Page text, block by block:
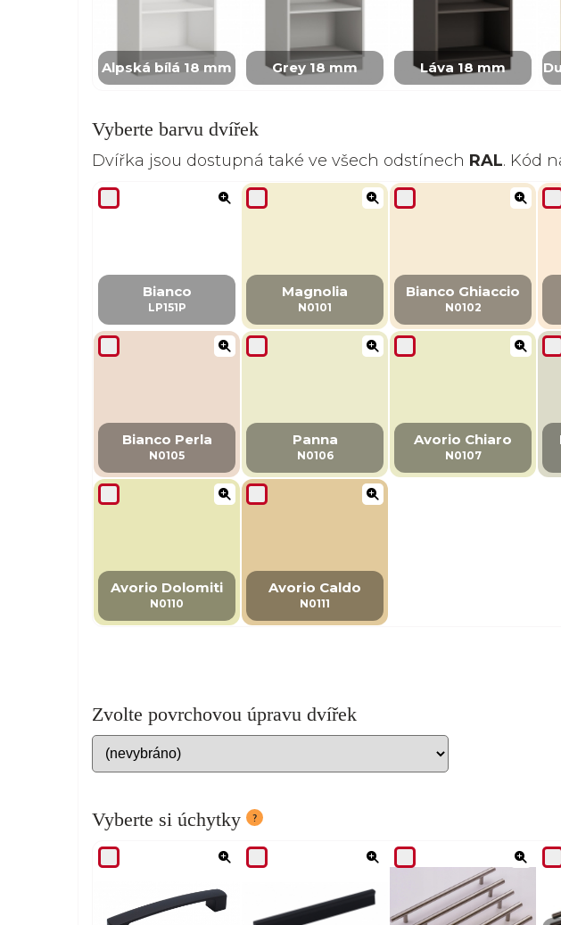
Alpská bílá 18 mm Grey 18 mm Láva 18 mm
Vyberte barvu dvířek
Dvířka jsou dostupná také ve všech odstínech RAL. Kód
Bianco
LP151P
Magnolia
N0101
Bianco Ghiaccio
N0102
Bianco Perla
N0105
Panna
N0106
Avorio Chiaro
N0107
Avorio Dolomiti
N0110
Avorio Caldo
N0111
Zvolte povrchovou úpravu dvířek
Vyberte si úchytky